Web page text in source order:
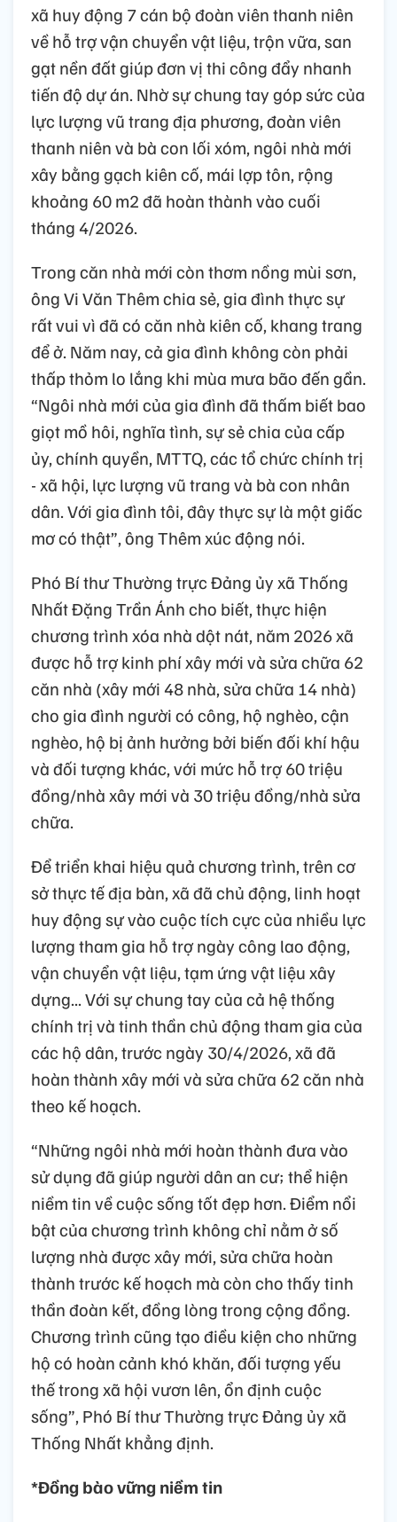
xã huy động 7 cán bộ đoàn viên thanh niên
về hỗ trợ vận chuyển vật liệu, trộn vữa, san
gạt nền đất giúp đơn vị thi công đẩy nhanh
tiến độ dự án. Nhờ sự chung tay góp sức của
lực lượng vũ trang địa phương, đoàn viên
thanh niên và bà con lối xóm, ngôi nhà mới
xây bằng gạch kiên cố, mái lợp tôn, rộng
khoảng 60 m2 đã hoàn thành vào cuối
tháng 4/2026.
Trong căn nhà mới còn thơm nồng mùi sơn,
ông Vi Văn Thêm chia sẻ, gia đình thực sự
rất vui vì đã có căn nhà kiên cố, khang trang
để ở. Năm nay, cả gia đình không còn phải
thấp thỏm lo lắng khi mùa mưa bão đến gần.
“Ngôi nhà mới của gia đình đã thấm biết bao
giọt mồ hôi, nghĩa tình, sự sẻ chia của cấp
ủy, chính quyền, MTTQ, các tổ chức chính trị
- xã hội, lực lượng vũ trang và bà con nhân
dân. Với gia đình tôi, đây thực sự là một giấc
mơ có thật”, ông Thêm xúc động nói.
Phó Bí thư Thường trực Đảng ủy xã Thống
Nhất Đặng Trần Ánh cho biết, thực hiện
chương trình xóa nhà dột nát, năm 2026 xã
được hỗ trợ kinh phí xây mới và sửa chữa 62
căn nhà (xây mới 48 nhà, sửa chữa 14 nhà)
cho gia đình người có công, hộ nghèo, cận
nghèo, hộ bị ảnh hưởng bởi biến đối khí hậu
và đối tượng khác, với mức hỗ trợ 60 triệu
đồng/nhà xây mới và 30 triệu đồng/nhà sửa
chữa.
Để triển khai hiệu quả chương trình, trên cơ
sở thực tế địa bàn, xã đã chủ động, linh hoạt
huy động sự vào cuộc tích cực của nhiều lực
lượng tham gia hỗ trợ ngày công lao động,
vận chuyển vật liệu, tạm ứng vật liệu xây
dựng... Với sự chung tay của cả hệ thống
chính trị và tinh thần chủ động tham gia của
các hộ dân, trước ngày 30/4/2026, xã đã
hoàn thành xây mới và sửa chữa 62 căn nhà
theo kế hoạch.
“Những ngôi nhà mới hoàn thành đưa vào
sử dụng đã giúp người dân an cư; thể hiện
niềm tin về cuộc sống tốt đẹp hơn. Điểm nổi
bật của chương trình không chỉ nằm ở số
lượng nhà được xây mới, sửa chữa hoàn
thành trước kế hoạch mà còn cho thấy tinh
thần đoàn kết, đồng lòng trong cộng đồng.
Chương trình cũng tạo điều kiện cho những
hộ có hoàn cảnh khó khăn, đối tượng yếu
thế trong xã hội vươn lên, ổn định cuộc
sống”, Phó Bí thư Thường trực Đảng ủy xã
Thống Nhất khẳng định.
*Đồng bào vững niềm tin